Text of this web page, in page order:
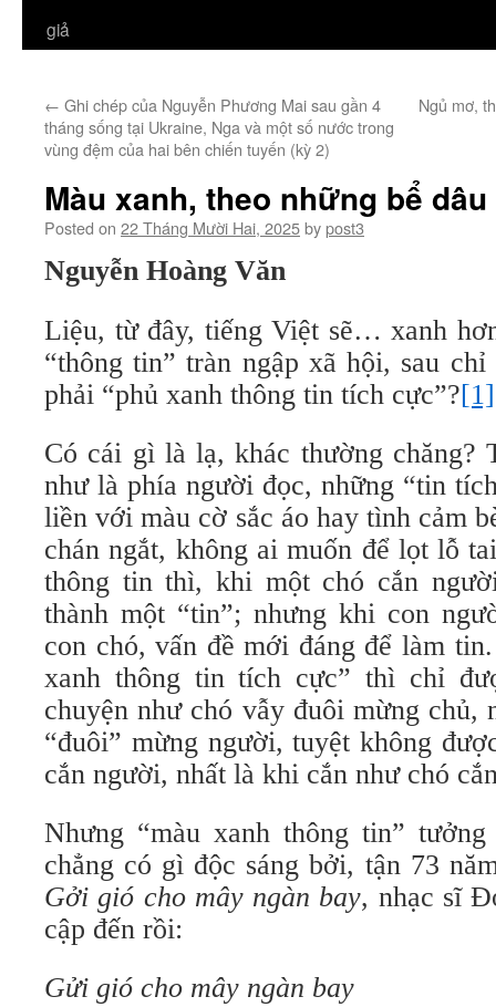
giả
← Ghi chép của Nguyễn Phương Mai sau gần 4
tháng sống tại Ukraine, Nga và một số nước trong
vùng đệm của hai bên chiến tuyến (kỳ 2)
Ngủ mơ,
Màu xanh, theo những bể dâu
Posted on 22 Tháng Mười Hai, 2025bypost3
Nguyễn Hoàng Văn
Liệu, từ đây, tiếng Việt sẽ… xanh
“thông tin” tràn ngập xã hội, sau
phải “phủ xanh thông tin tích cực”?[1]
Có cái gì là lạ, khác thường chăng?
như là phía người đọc, những “tin
liền với màu cờ sắc áo hay tình cảm
chán ngắt, không ai muốn để lọt lỗ
thông tin thì, khi một chó cắn
thành một “tin”; nhưng khi con
con chó, vấn đề mới đáng để làm
xanh thông tin tích cực” thì chỉ
chuyện như chó vẫy đuôi mừng chủ,
“đuôi” mừng người, tuyệt không
cắn người, nhất là khi cắn như chó
Nhưng “màu xanh thông tin”
chẳng có gì độc sáng bởi, tận 73
Gởi gió cho mây ngàn bay, nhạc sĩ
cập đến rồi:
Gửi gió cho mây ngàn bay